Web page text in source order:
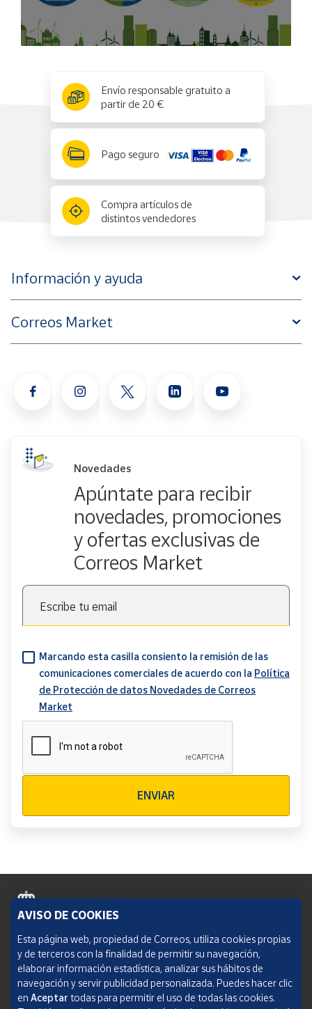
Envío responsable gratuito a
partir de 20 €
Pago seguro
Compra artículos de
distintos vendedores
Información y ayuda
Correos Market
Novedades
Apúntate para recibir
novedades, promociones
y ofertas exclusivas de
Correos Market
Escribe tu email
Marcando esta casilla consiento la remisión de las
comunicaciones comerciales de acuerdo con la Política
de Protección de datos Novedades de Correos
Market
ENVIAR
Política de cookies
Aviso legal
Condiciones del servicio
AVISO DE COOKIES
Esta página web, propiedad de Correos, utiliza cookies propias
y de terceros con la finalidad de permitir su navegación,
elaborar información estadística, analizar sus hábitos de
navegación y servir publicidad personalizada. Puedes hacer clic
en Aceptar todas para permitir el uso de todas las cookies.